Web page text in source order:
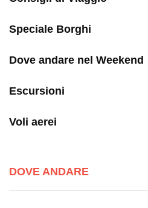
Speciale Borghi
Dove andare nel Weekend
Escursioni
Voli aerei
DOVE ANDARE